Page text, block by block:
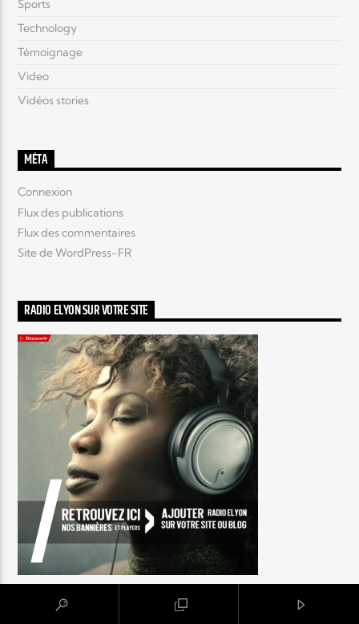
Sports
Technology
Témoignage
Video
Vidéos stories
MÉTA
Connexion
Flux des publications
Flux des commentaires
Site de WordPress-FR
RADIO ELYON SUR VOTRE SITE